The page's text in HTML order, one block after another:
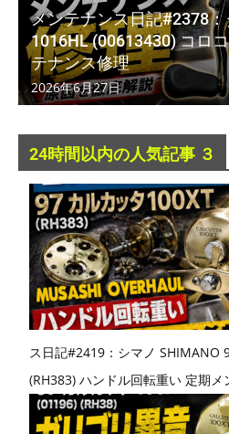
メンテナンス日記#2378
1016HL (00613430) コロ
テナンス修理
2026年6月27日
24時間以内の人気記事 ３
ス日記#2419：シマノ SHIMANO
(RH383) ハンドル回転重い 定期メ